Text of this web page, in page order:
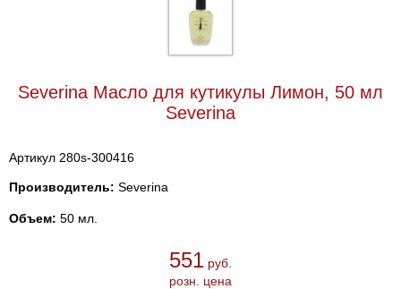
Severina Масло для кутикулы Лимон, 50 мл
Severina
Артикул 280s-300416
Производитель: Severina
Объем: 50 мл.
551 руб.
розн. цена